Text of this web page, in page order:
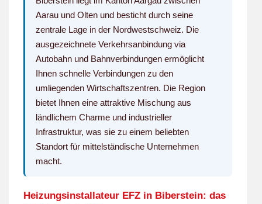
Aarau und Olten und besticht durch seine
zentrale Lage in der Nordwestschweiz. Die
ausgezeichnete Verkehrsanbindung via
Autobahn und Bahnverbindungen ermöglicht
Ihnen schnelle Verbindungen zu den
umliegenden Wirtschaftszentren. Die Region
bietet Ihnen eine attraktive Mischung aus
ländlichem Charme und industrieller
Infrastruktur, was sie zu einem beliebten
Standort für mittelständische Unternehmen
macht.
Heizungsinstallateur EFZ in Biberstein: das